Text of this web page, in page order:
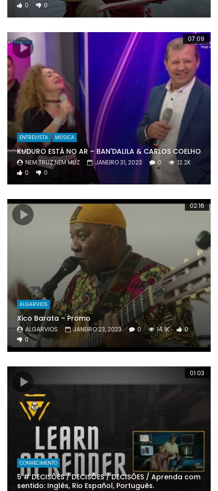
0
0
07:09
ENTREVISTA MÚSICA
KUDURO ESTÁ NO AR – BAN'DALILA & CARLOS COELHO
NEM TRUZ NEM MUZ JANEIRO 31, 2023 0
12.2K
0
0
02:16
ALGARVIOS
Xico Barata – Promo
ALGARVIOS JANEIRO 23, 2023 0 14.1K
0
0
01:03
CONHECIMENTO
5 # DECISÕES / DECISÕES / DECISÕES / Aprenda com
sentido: Inglês, Rio Español, Português.